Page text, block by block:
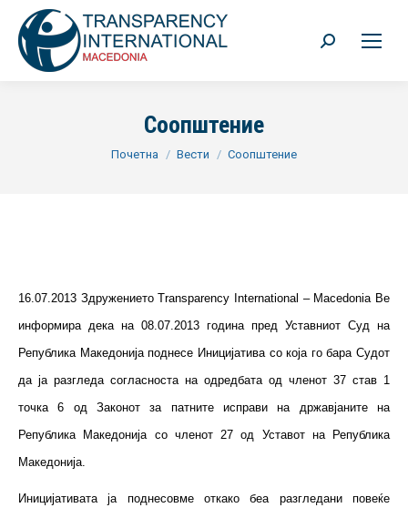
Search:
Соопштение
You are here:
Почетна Вести Соопштение
16.07.2013 Здружението Transparency International – Macedonia Ве
информира дека на 08.07.2013 година пред Уставниот Суд на
Република Македонија поднесе Иницијатива со која го бара Судот
да ја разгледа согласноста на одредбата од членот 37 став 1
точка 6 од Законот за патните исправи на државјаните на
Република Македонија со членот 27 од Уставот на Република
Македонија.
Иницијативата ја поднесовме откако беа разгледани повеќе